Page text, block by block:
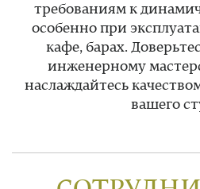
требованиям к
особенно при
кафе, барах.
инженерному
наслаждайтесь
вашего